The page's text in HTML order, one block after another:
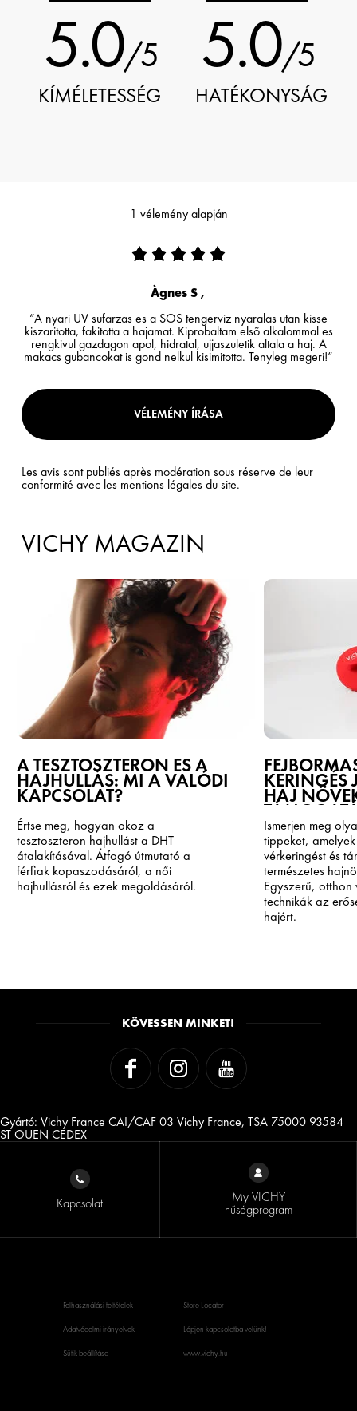
5.0/5
KÍMÉLETESSÉG
5.0/5
HATÉKONYSÁG
1 vélemény alapján
Àgnes S ,
“A nyari UV sufarzas es a SOS tengerviz nyaralas utan kisse
kiszaritotta, fakitotta a hajamat. Kiprobaltam elsõ alkalommal es
rengkivul gazdagon apol, hidratal, ujjaszuletik altala a haj. A
makacs gubancokat is gond nelkul kisimitotta. Tenyleg megeri!”
VÉLEMÉNY ÍRÁSA
Les avis sont publiés après modération sous réserve de leur
conformité avec les mentions légales du site.
VICHY MAGAZIN
A TESZTOSZTERON ÉS A
HAJHULLÁS: MI A VALÓDI
KAPCSOLAT?
Értse meg, hogyan okoz a
tesztoszteron hajhullást a DHT
átalakításával. Átfogó útmutató a
férfiak kopaszodásáról, a női
hajhullásról és ezek megoldásáról.
KERINGÉS
HAJ
Ismerjen meg
tippeket,
vérkeringést és
természetes
Egyszerű, otthon
technikák az
hajért.
KÖVESSEN MINKET!
Gyártó: Vichy France CAI/CAF 03 Vichy France, TSA 75000 93584
ST OUEN CEDEX
Kapcsolat My VICHY
hűségprogram
Felhasználási feltételek
Adatvédelmi irányelvek
Sütik beállítása
Store Locator
Lépjen kapcsolatba velünk!
www.vichy.hu